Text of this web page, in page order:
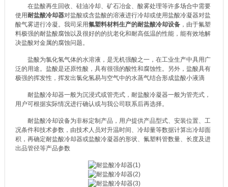
在盐酸再生回收、硅油冷却、矿石冶金、酸雾处理等许多场合中需要
使用耐盐酸冷却器对盐酸或含盐酸的溶液进行冷却或使用盐酸冷凝器对盐
酸气雾进行冷凝。我司采用氟塑料材料生产的耐盐酸冷却设备 ，由于氟塑
料极强的耐盐酸腐蚀以及很好的的抗老化和耐高低温的性能，能有效地解
决盐酸对金属的腐蚀问题。
盐酸为氯化氢气体的水溶液，是无机强酸之一，在工业生产中具用广
泛的用途。盐酸是还原性酸，具有很强的酸性和腐蚀性。另外，盐酸具有
极强的挥发性，挥发出氯化氢易与空气中的水蒸气结合形成盐酸小液滴
耐盐酸冷却器一般为沉浸式或管壳式，耐盐酸冷凝器一般为管壳式，
用户可根据实际情况进行确认或与我公司联系后再选择。
耐盐酸冷却设备为非标定制产品，用户提供产品型式、安装位置、工
况条件和技术参数，由技术人员对升温时间、冷却量等数据计算出冷却面
积，再确定耐盐酸冷却器或盐酸冷凝器的形状、氟塑料管数量、长度及进
出品管径等产品参数